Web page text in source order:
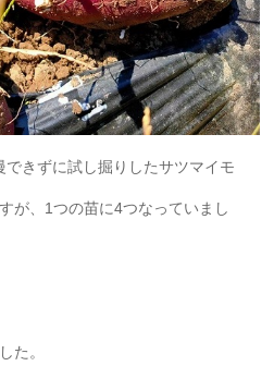
できずに試し掘りしたサツマイモ
が、1つの苗に4つなっていまし
た。